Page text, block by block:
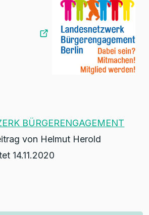
BÜRGERENGAGEMENT
von Helmut Herold
14.11.2020